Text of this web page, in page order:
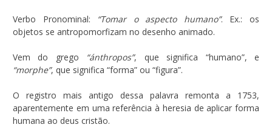
Verbo Pronominal: “Tomar o aspecto humano”. Ex.: os
objetos se antropomorfizam no desenho animado.
Vem do grego “ánthropos”, que significa “humano”, e
“morphe”, que significa “forma” ou “figura”.
O registro mais antigo dessa palavra remonta a 1753,
aparentemente em uma referência à heresia de aplicar forma
humana ao deus cristão.